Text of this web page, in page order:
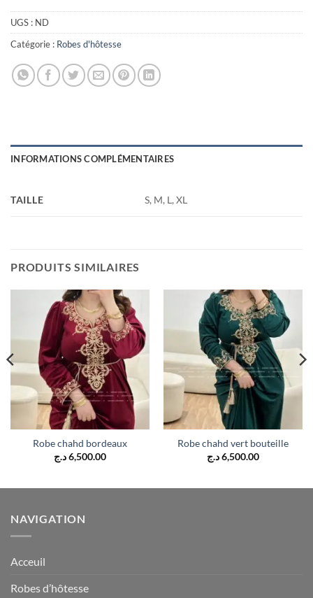
UGS : ND
Catégorie : Robes d'hôtesse
INFORMATIONS COMPLÉMENTAIRES
TAILLE S, M, L, XL
PRODUITS SIMILAIRES
Robe chahd bordeaux
6,500.00د.ج
Robe chahd vert bouteille
6,500.00د.ج
NAVIGATION
Acceuil
Robes d’hôtesse